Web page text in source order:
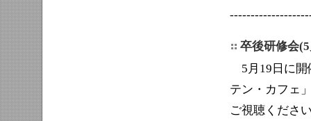
卒後研修
5月19日に開
テン・カフェ
ご視聴くださ